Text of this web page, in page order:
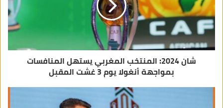
ر
و
ن
شان 2024: المنتخب المغربي يستهل المنافسات
بمواجهة أنغولا يوم 3 غشت المقبل